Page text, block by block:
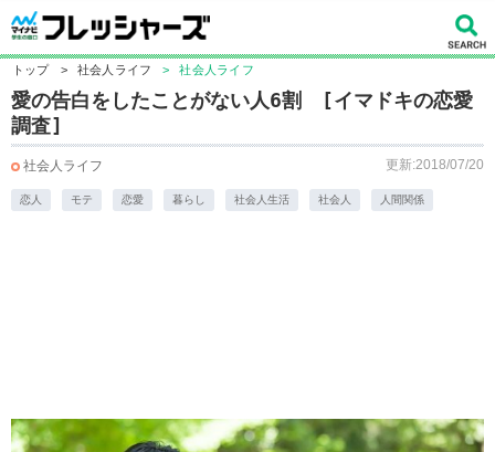
トップ > 社会人ライフ > 社会人ライフ
愛の告白をしたことがない人6割 [イマドキの恋愛
調査]
社会人ライフ 更新:2018/07/20
恋人 モテ 恋愛 暮らし 社会人生活 社会人 人間関係